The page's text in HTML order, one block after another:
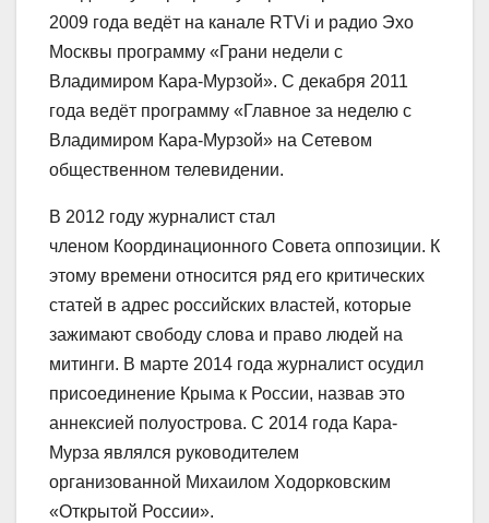
2009 года ведёт на канале RTVi и радио Эхо
Москвы программу «Грани недели с
Владимиром Кара-Мурзой». С декабря 2011
года ведёт программу «Главное за неделю с
Владимиром Кара-Мурзой» на Сетевом
общественном телевидении.
В 2012 году журналист стал
членом Координационного Совета оппозиции. К
этому времени относится ряд его критических
статей в адрес российских властей, которые
зажимают свободу слова и право людей на
митинги. В марте 2014 года журналист осудил
присоединение Крыма к России, назвав это
аннексией полуострова. С 2014 года Кара-
Мурза являлся руководителем
организованной Михаилом Ходорковским
«Открытой России».